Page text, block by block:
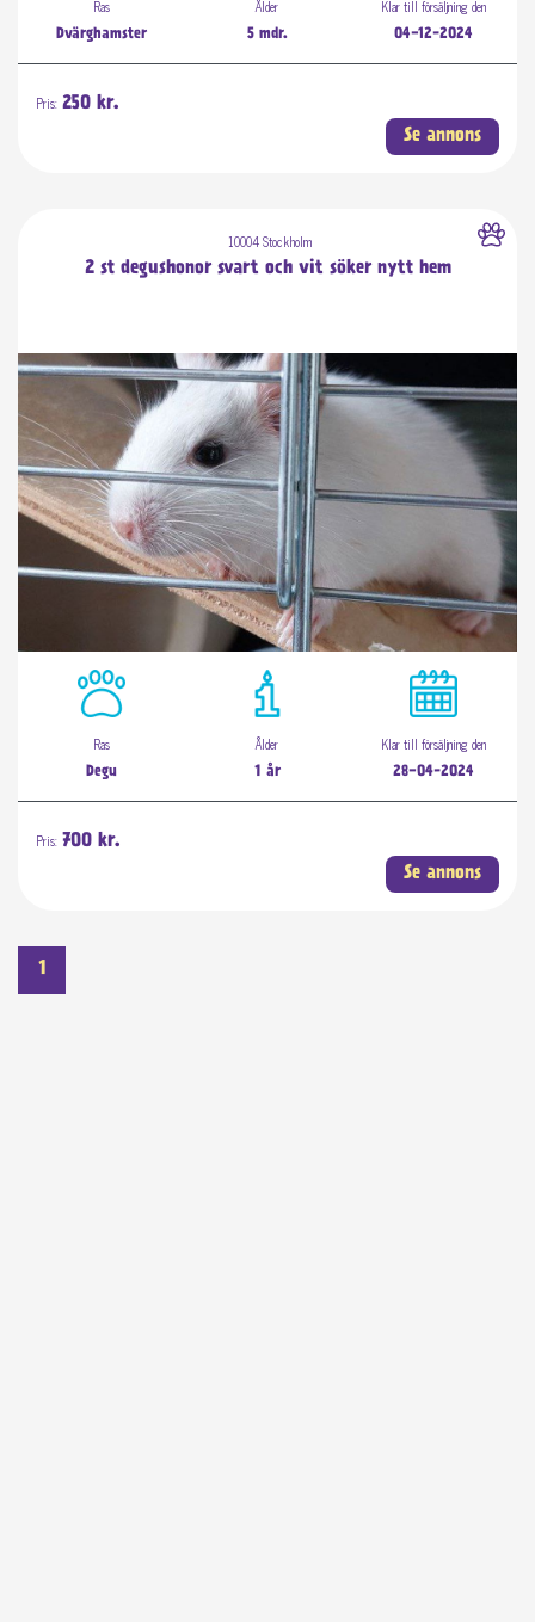
Ras
Dvärghamster
Ålder
5 mdr.
Klar till försäljning den
04-12-2024
Pris: 250 kr.
Se annons
10004 Stockholm
2 st degushonor svart och vit söker nytt hem
Ras
Degu
Ålder
1 år
Klar till försäljning den
28-04-2024
Pris: 700 kr.
Se annons
1